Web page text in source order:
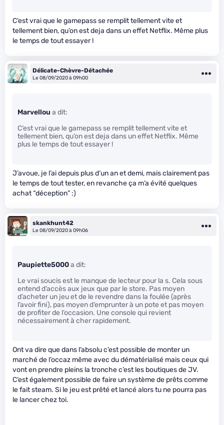
C’est vrai que le gamepass se remplit tellement vite et
tellement bien, qu’on est deja dans un effet Netflix. Même plus
le temps de tout essayer !
Délicate-Chèvre-Détachée
Le 08/09/2020 à 09h00
Marvellou a dit:
C’est vrai que le gamepass se remplit tellement vite et
tellement bien, qu’on est deja dans un effet Netflix. Même
plus le temps de tout essayer !
J’avoue, je l’ai depuis plus d’un an et demi, mais clairement pas
le temps de tout tester, en revanche ça m’a évité quelques
achat “déception” :)
skankhunt42
Le 08/09/2020 à 09h06
Paupiette5000a dit:
Le vrai soucis est le manque de lecteur pour la s. Cela sous
entend d’accès aux jeux que par le store. Pas moyen
d’acheter un jeu et de le revendre dans la foulée (après
l’avoir fini), pas moyen d’emprunter à un pote et pas moyen
de profiter de l’occasion. Une console qui revient
nécessairement à cher rapidement.
Ont va dire que dans l’absolu c’est possible de monter un
marché de l’occaz même avec du dématérialisé mais ceux qui
vont en prendre pleins la tronche c’est les boutiques de JV.
C’est également possible de faire un système de prêts comme
le fait steam. Si le jeu est prêté et lancé alors tu ne pourra pas
le lancer chez toi.